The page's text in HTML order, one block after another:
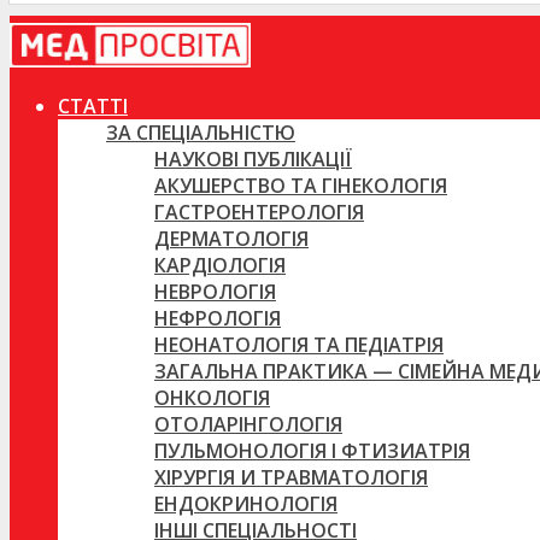
СТАТТІ
ЗА СПЕЦІАЛЬНІСТЮ
НАУКОВІ ПУБЛІКАЦІЇ
АКУШЕРСТВО ТА ГІНЕКОЛОГІЯ
ГАСТРОЕНТЕРОЛОГІЯ
ДЕРМАТОЛОГІЯ
КАРДІОЛОГІЯ
НЕВРОЛОГІЯ
НЕФРОЛОГІЯ
НЕОНАТОЛОГІЯ ТА ПЕДІАТРІЯ
ЗАГАЛЬНА ПРАКТИКА — СІМЕЙНА
ОНКОЛОГІЯ
ОТОЛАРІНГОЛОГІЯ
ПУЛЬМОНОЛОГІЯ І ФТИЗИАТРІЯ
ХІРУРГІЯ И ТРАВМАТОЛОГІЯ
ЕНДОКРИНОЛОГІЯ
ІНШІ СПЕЦІАЛЬНОСТІ